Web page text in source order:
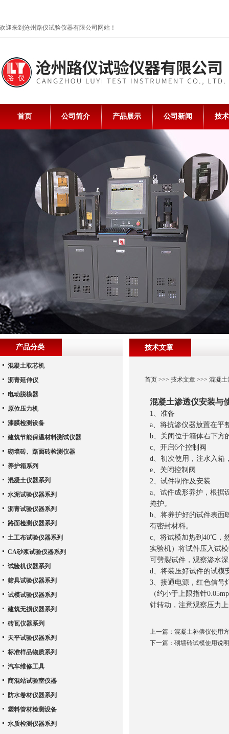
欢迎来到沧州路仪试验仪器有限公司网站！
首页 公司简介 产品展示 公司新闻 技
技术文章
首页>>> 技术文章>>> 混凝土
混凝土渗透仪安装与
1、准备
a、将抗渗仪器放置在平
b、关闭位于箱体右下方
c、开启6个控制阀
d、初次使用，注水入箱
e、关闭控制阀
2、试件制作及安装
a、试件成形养护，根据
掩护。
b、将养护好的试件表面
有密封材料。
c、将试模加热到40℃，
实验机）将试件压入试
可劈裂试件，观察渗水
d、将装压好试件的试模
3、接通电源，红色信号
（约小于上限指针
针转动，注意观察压力
上一篇： 混凝土补偿仪使用
下一篇： 砌墙砖试模使用说
产品分类
混凝土取芯机
沥青延伸仪
电动脱模器
原位压力机
漆膜检测设备
建筑节能保温材料测试仪器
砌墙砖、路面砖检测仪器
养护箱系列
混凝土仪器系列
水泥试验仪器系列
沥青试验仪器系列
路面检测仪器系列
土工布试验仪器系列
CA砂浆试验仪器系列
试验机仪器系列
筛具试验仪器系列
试模试验仪器系列
建筑无损仪器系列
砖瓦仪器系列
天平试验仪器系列
标准样品物质系列
汽车维修工具
商混站试验室仪器
防水卷材仪器系列
塑料管材检测设备
水质检测仪器系列